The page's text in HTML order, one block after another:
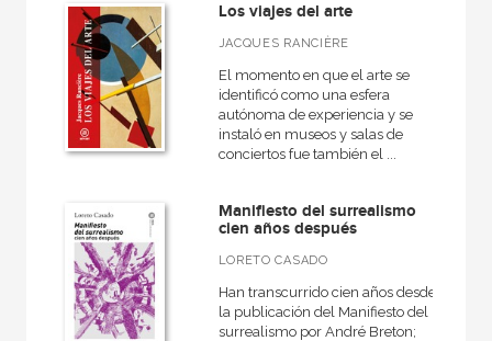
NUESTRAS COLECCIONES
50 Aniversario
Anverso
Arquitectura
Arte contemporáneo
Arte en contexto
Artefactos
Arte y estética
Los viajes del arte
JACQUES RANCIÈRE
El momento en que el arte se
identificó como una esfera
autónoma de experiencia y se
instaló en museos y salas de
conciertos fue también el ...
Manifiesto del surrealismo
cien años después
LORETO CASADO
Han transcurrido cien años desde
la publicación del Manifiesto del
surrealismo por André Breton;